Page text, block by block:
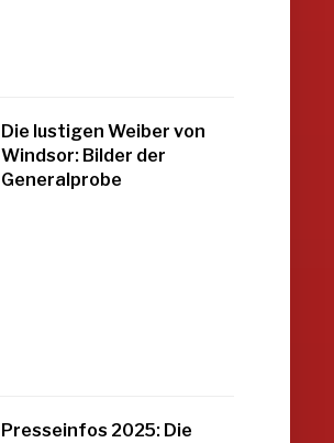
Die lustigen Weiber von
Windsor: Bilder der
Generalprobe
Presseinfos 2025: Die